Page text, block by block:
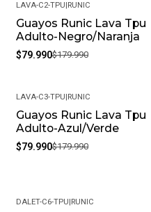
-56%
LAVA-C2-TPU RUNIC
Guayos Runic Lava Tpu
Adulto-Negro/Naranja
$79.990$179.990
-56%
LAVA-C3-TPU RUNIC
Guayos Runic Lava Tpu
Adulto-Azul/Verde
$79.990$179.990
DALET-C6-TPU RUNIC